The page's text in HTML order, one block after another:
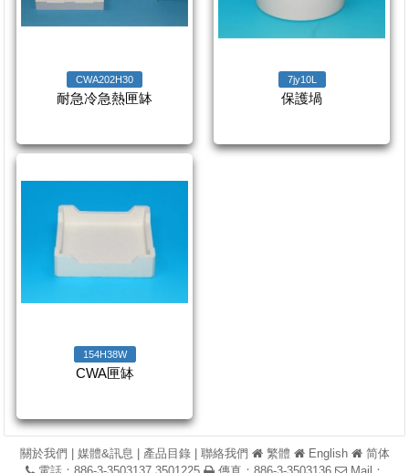
CWA202H30
耐急冷急熱匣缽
7jy10L
保護堝
154H38W
CWA匣缽
關於我們 媒體&訊息 產品目錄| 聯絡我們 繁體 English
简体